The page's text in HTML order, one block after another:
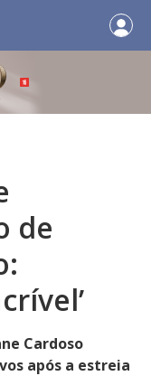
de
Cardoso
após a estreia